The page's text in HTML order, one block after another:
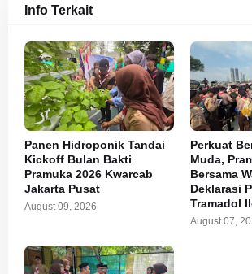
Info Terkait
Panen Hidroponik Tandai
Kickoff Bulan Bakti
Pramuka 2026 Kwarcab
Jakarta Pusat
August 09, 2026
Perkuat
Muda,
Bersama
Deklarasi
Tramadol
August 07,